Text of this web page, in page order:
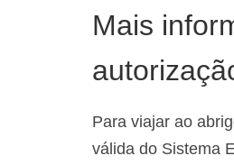
Mais
Para viajar ao
válida do Sistema